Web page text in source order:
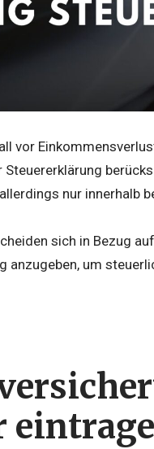
vor
nur innerhalb
sich in Bezug
anzugeben, um